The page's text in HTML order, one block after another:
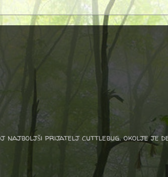
najboljši prijatelj cuttlebug. okolje je